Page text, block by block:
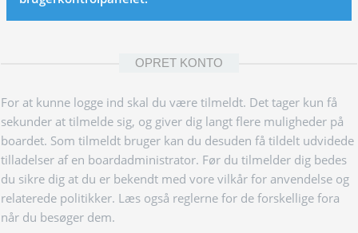
OPRET KONTO
For at kunne logge ind skal du være tilmeldt. Det tager kun få
sekunder at tilmelde sig, og giver dig langt flere muligheder på
boardet. Som tilmeldt bruger kan du desuden få tildelt udvidede
tilladelser af en boardadministrator. Før du tilmelder dig bedes
du sikre dig at du er bekendt med vore vilkår for anvendelse og
relaterede politikker. Læs også reglerne for de forskellige fora
når du besøger dem.